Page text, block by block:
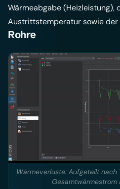
Wärmeabgabe (Heizleistung),
Austrittstemperatur sowie der
Rohre
Wärmeverluste: Aufgeteilt nach
Gesamtwärmestrom